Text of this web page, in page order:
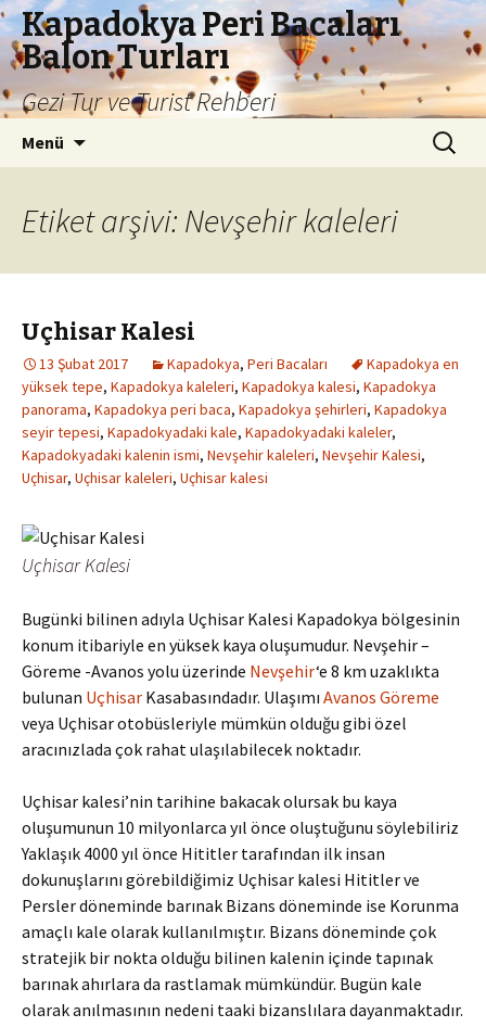
Kapadokya Peri Bacaları
Balon Turları
Gezi Tur ve Turist Rehberi
Menü Arama:
Etiket arşivi: Nevşehir kaleleri
Uçhisar Kalesi
13 Şubat 2017 Kapadokya, Peri Bacaları
Kapadokya en
yüksek tepe, Kapadokya kaleleri, Kapadokya kalesi, Kapadokya
panorama, Kapadokya peri baca, Kapadokya şehirleri, Kapadokya
seyir tepesi, Kapadokyadaki kale, Kapadokyadaki kaleler,
Kapadokyadaki kalenin ismi, Nevşehir kaleleri, Nevşehir Kalesi,
Uçhisar, Uçhisar kaleleri, Uçhisar kalesi
Uçhisar Kalesi
Bugünki bilinen adıyla Uçhisar Kalesi Kapadokya bölgesinin
konum itibariyle en yüksek kaya oluşumudur. Nevşehir –
Göreme -Avanos yolu üzerinde Nevşehir‘e 8 km uzaklıkta
bulunan Uçhisar Kasabasındadır. Ulaşımı Avanos Göreme
veya Uçhisar otobüsleriyle mümkün olduğu gibi özel
aracınızlada çok rahat ulaşılabilecek noktadır.
Uçhisar kalesi’nin tarihine bakacak olursak bu kaya
oluşumunun 10 milyonlarca yıl önce oluştuğunu söylebiliriz
Yaklaşık 4000 yıl önce Hititler tarafından ilk insan
dokunuşlarını görebildiğimiz Uçhisar kalesi Hititler ve
Persler döneminde barınak Bizans döneminde ise Korunma
amaçlı kale olarak kullanılmıştır. Bizans döneminde çok
stratejik bir nokta olduğu bilinen kalenin içinde tapınak
barınak ahırlara da rastlamak mümkündür. Bugün kale
olarak anılmasının nedeni taaki bizanslılara dayanmaktadır.